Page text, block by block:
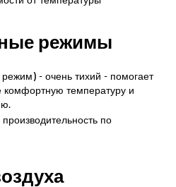
режимы
- очень тихий - помогает
комфортную температуру и
по